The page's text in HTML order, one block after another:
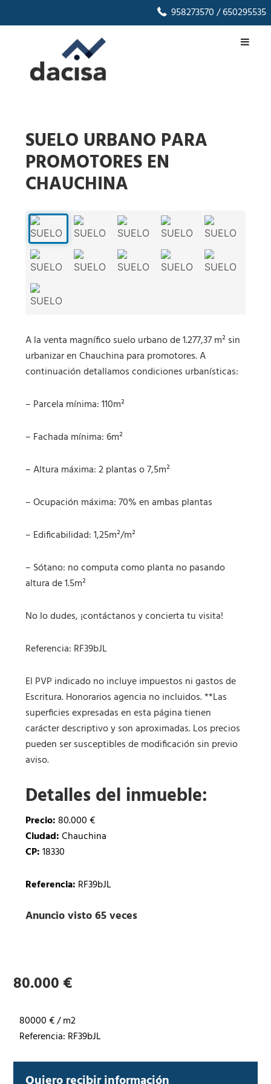
958273570/ 650295535
SUELO URBANO PARA
PROMOTORES EN
CHAUCHINA
A la venta magnífico suelo urbano de 1.277,37 m² sin
urbanizar en Chauchina para promotores. A
continuación detallamos condiciones urbanísticas:
– Parcela mínima: 110m²
– Fachada mínima: 6m²
– Altura máxima: 2 plantas o 7,5m²
– Ocupación máxima: 70% en ambas plantas
– Edificabilidad: 1,25m²/m²
– Sótano: no computa como planta no pasando
altura de 1.5m²
No lo dudes, ¡contáctanos y concierta tu visita!
Referencia: RF39bJL
El PVP indicado no incluye impuestos ni gastos de
Escritura. Honorarios agencia no incluidos. **Las
superficies expresadas en esta página tienen
carácter descriptivo y son aproximadas. Los precios
pueden ser susceptibles de modificación sin previo
aviso.
Detalles del inmueble:
Precio:80.000 €
Ciudad:Chauchina
CP:18330
Referencia: RF39bJL
Anuncio visto 65 veces
80.000 €
80000 € / m2
Referencia: RF39bJL